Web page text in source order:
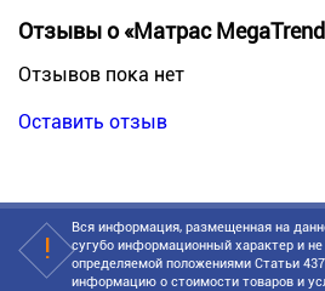
Отзывы о «Матрас
Отзывов пока нет
Оставить отзыв
Вся информация, размещенная на
сугубо информационный характер и
определяемой положениями Статьи
информацию о стоимости товаров и